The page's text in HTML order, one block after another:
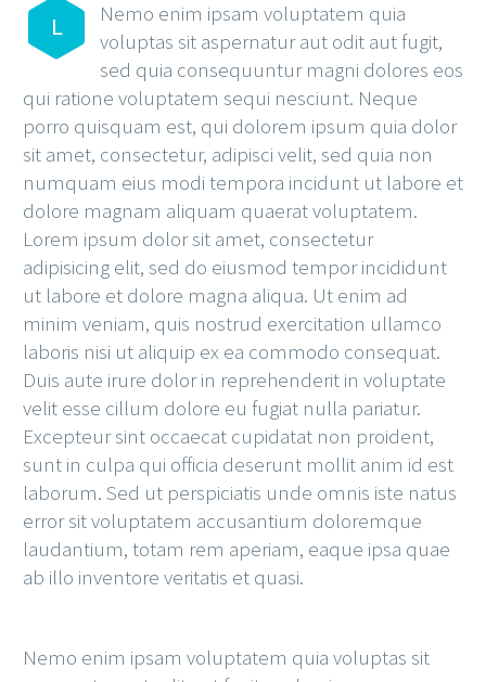
L
Nemo enim ipsam voluptatem quia
voluptas sit aspernatur aut odit aut fugit,
sed quia consequuntur magni dolores eos
qui ratione voluptatem sequi nesciunt. Neque
porro quisquam est, qui dolorem ipsum quia dolor
sit amet, consectetur, adipisci velit, sed quia non
numquam eius modi tempora incidunt ut labore et
dolore magnam aliquam quaerat voluptatem.
Lorem ipsum dolor sit amet, consectetur
adipisicing elit, sed do eiusmod tempor incididunt
ut labore et dolore magna aliqua. Ut enim ad
minim veniam, quis nostrud exercitation ullamco
laboris nisi ut aliquip ex ea commodo consequat.
Duis aute irure dolor in reprehenderit in voluptate
velit esse cillum dolore eu fugiat nulla pariatur.
Excepteur sint occaecat cupidatat non proident,
sunt in culpa qui officia deserunt mollit anim id est
laborum. Sed ut perspiciatis unde omnis iste natus
error sit voluptatem accusantium doloremque
laudantium, totam rem aperiam, eaque ipsa quae
ab illo inventore veritatis et quasi.
Nemo enim ipsam voluptatem quia voluptas sit